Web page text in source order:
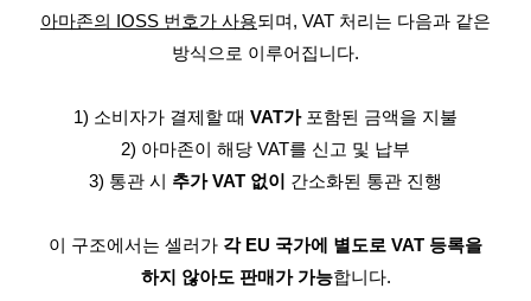
아마존의 IOSS 번호가 사용되며, VAT 처리는 다음과 같은
방식으로 이루어집니다.
1) 소비자가 결제할 때 VAT가포함된 금액을 지불
2) 아마존이 해당 VAT를 신고 및 납부
3) 통관 시 추가 VAT 없이 간소화된 통관 진행
이 구조에서는 셀러가 각 EU 국가에 별도로 VAT 등록을
하지 않아도 판매가 가능합니다.